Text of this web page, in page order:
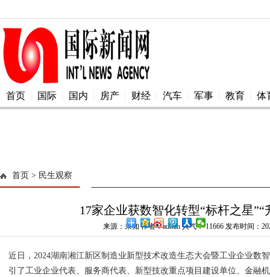
首页 国际 国内 房产 财经 汽车 军事 教育 体
首页 > 民生观察
17家企业获数智化转型“标杆之星”“
来源：未知 作者：admin 人气：11666 发布时间：
近日，2024湖南湘江新区制造业新型技术改造生态大会暨工业企业数
引了工业企业代表、服务商代表、新型技改重点项目建设单位、金融